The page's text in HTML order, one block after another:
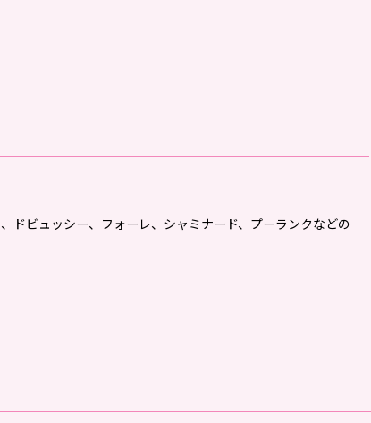
ドビュッシー、フォーレ、シャミナード、プーランクなどの